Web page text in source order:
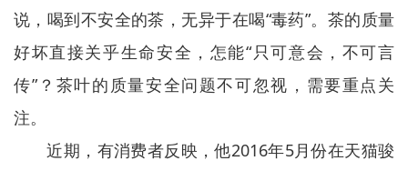
说，喝到不安全的茶，无异于在喝“毒药”。茶的质量
好坏直接关乎生命安全，怎能“只可意会，不可言
传”？茶叶的质量安全问题不可忽视，需要重点关
注。
近期，有消费者反映，他2016年5月份在天猫骏